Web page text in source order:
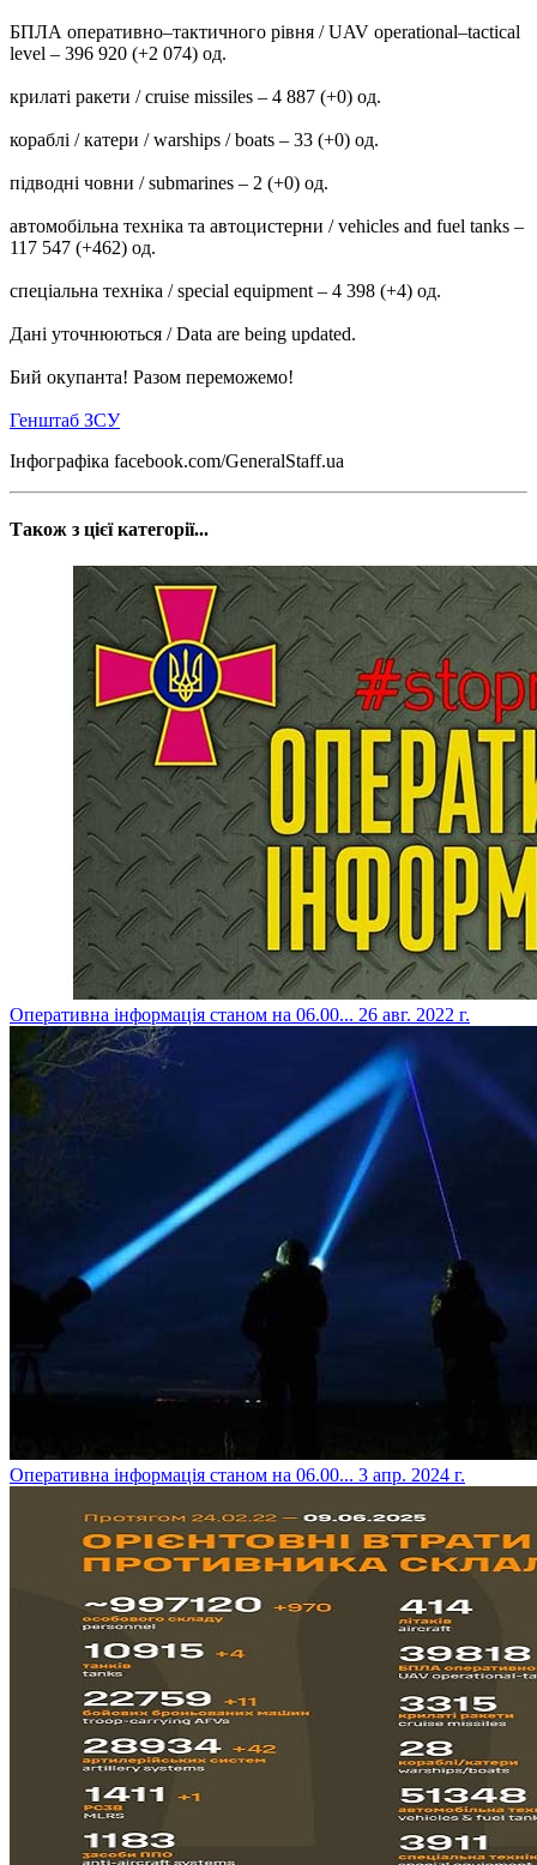
БПЛА оперативно–тактичного рівня / UAV operational–tactical
level – 396 920 (+2 074) од.
крилаті ракети / cruise missiles – 4 887 (+0) од.
кораблі / катери / warships / boats – 33 (+0) од.
підводні човни / submarines – 2 (+0) од.
автомобільна техніка та автоцистерни / vehicles and fuel tanks –
117 547 (+462) од.
спеціальна техніка / special equipment – 4 398 (+4) од.
Дані уточнюються / Data are being updated.
Бий окупанта! Разом переможемо!
Генштаб ЗСУ
Інфографіка facebook.com/GeneralStaff.ua
Також з цієї категорії...
​Оперативна інформація станом на 06.00... 26 авг. 2022 г.
​Оперативна інформація станом на 06.00... 3 апр. 2024 г.